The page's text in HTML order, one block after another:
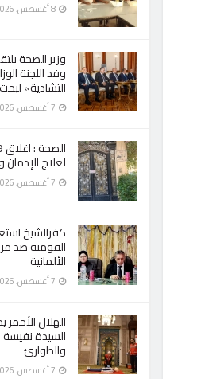
وزير الصحة
وفد اللجنة
التشادية»
لعلاج
كفرالشيخ
القومية ضد
الألمانية
الهلال
السيدة نفيسة
والطوارئ